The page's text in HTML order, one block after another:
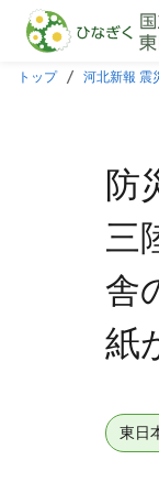
本文に飛ぶ
トップ 河北新報 震
防
三
舎
紙
東日